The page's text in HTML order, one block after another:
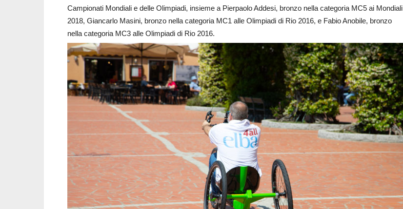
Campionati Mondiali e delle Olimpiadi, insieme a Pierpaolo Addesi, bronzo nella categoria MC5 ai Mondiali
2018, Giancarlo Masini, bronzo nella categoria MC1 alle Olimpiadi di Rio 2016, e Fabio Anobile, bronzo
nella categoria MC3 alle Olimpiadi di Rio 2016.